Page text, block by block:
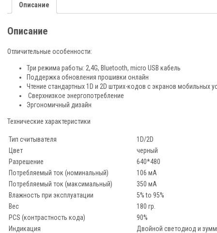
Описание
Описание
Отличительные особенности:
Три режима работы: 2,4G, Bluetooth, micro USB кабель
Поддержка обновления прошивки онлайн
Чтение стандартных 1D и 2D штрих-кодов с экранов мобильных
Сверхнизкое энергопотребление
Эргономичный дизайн
Технические характеристики
Тип считывателя
1D/2D
Цвет
черный
Разрешение
640*480
Потребляемый ток (номинальный)
106 мА
Потребляемый ток (максимальный)
350 мА
Влажность при эксплуатации
5% to 95%
Вес
180 гр.
PCS (контрастность кода)
90%
Индикация
Двойной светодиод и